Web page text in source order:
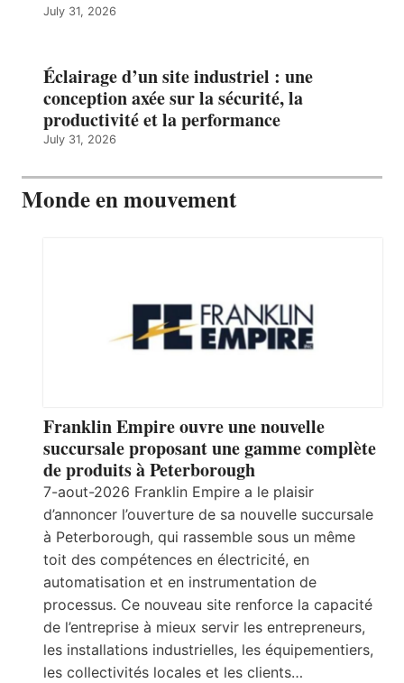
July 31, 2026
Éclairage d’un site industriel : une
conception axée sur la sécurité, la
productivité et la performance
July 31, 2026
Monde en mouvement
Franklin Empire ouvre une nouvelle
succursale proposant une gamme complète
de produits à Peterborough
7-aout-2026 Franklin Empire a le plaisir
d’annoncer l’ouverture de sa nouvelle succursale
à Peterborough, qui rassemble sous un même
toit des compétences en électricité, en
automatisation et en instrumentation de
processus. Ce nouveau site renforce la capacité
de l’entreprise à mieux servir les entrepreneurs,
les installations industrielles, les équipementiers,
les collectivités locales et les clients…